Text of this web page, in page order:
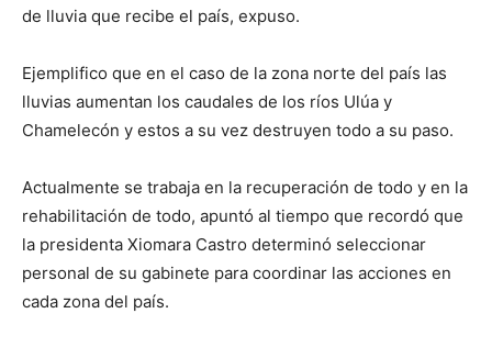
de lluvia que recibe el país, expuso.
Ejemplifico que en el caso de la zona norte del país las
lluvias aumentan los caudales de los ríos Ulúa y
Chamelecón y estos a su vez destruyen todo a su paso.
Actualmente se trabaja en la recuperación de todo y en la
rehabilitación de todo, apuntó al tiempo que recordó que
la presidenta Xiomara Castro determinó seleccionar
personal de su gabinete para coordinar las acciones en
cada zona del país.